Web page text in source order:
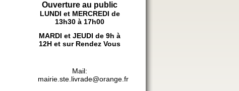
Ouverture au public
LUNDI et MERCREDI de
13h30 à 17h00
MARDI et JEUDI de 9h à
12H et sur Rendez Vous
Mail:
mairie.ste.livrade@orange.fr